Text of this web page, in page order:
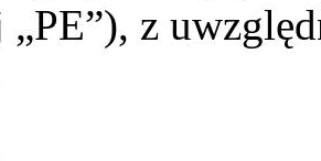
„PE”), z